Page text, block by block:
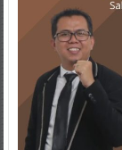
Cilacap,